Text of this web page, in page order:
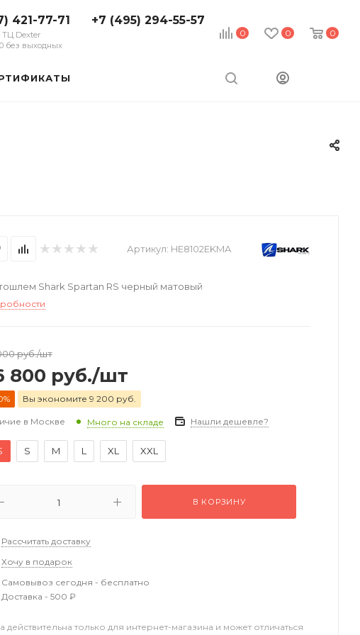
0 0 0
421-77-71
ТЦ Dexter
без выходных
+7 (495) 294-55-57
Артикул: HE8102EKMA
Shark Spartan RS черный матовый
руб./шт
800 руб./шт
Вы экономите 9 200 руб.
в Москве Много на складе Нашли дешевле?
S M L XL XXL
В КОРЗИНУ
Рассчитать доставку
Хочу в подарок
Самовывоз сегодня - бесплатно
Доставка - 500 ₽
действительна только для интернет-магазина и может отличаться